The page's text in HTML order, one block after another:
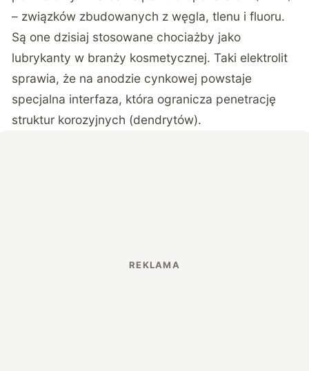
– związków zbudowanych z węgla, tlenu i fluoru.
Są one dzisiaj stosowane chociażby jako
lubrykanty w branży kosmetycznej. Taki elektrolit
sprawia, że na anodzie cynkowej powstaje
specjalna interfaza, która ogranicza penetrację
struktur korozyjnych (dendrytów).